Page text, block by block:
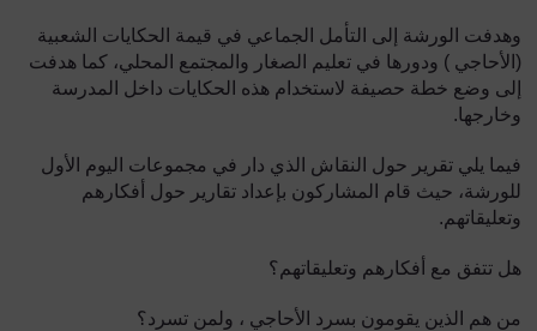
وهدفت الورشة إلى التأمل الجماعي في قيمة الحكايات الشعبية
(الأحاجي ) ودورها في تعليم الصغار والمجتمع المحلي، كما هدفت
إلى وضع خطة حصيفة لاستخدام هذه الحكايات داخل المدرسة
وخارجها.
فيما يلي تقرير حول النقاش الذي دار في مجموعات اليوم الأول
للورشة، حيث قام المشاركون بإعداد تقارير حول أفكارهم
وتعليقاتهم.
هل تتفق مع أفكارهم وتعليقاتهم؟
من هم الذين يقومون بسرد الأحاجي ، ولمن تسرد؟